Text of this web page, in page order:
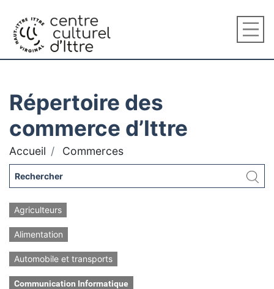
Répertoire des
commerce d’Ittre
Accueil Commerces
Agriculteurs
Alimentation
Automobile et transports
Communication Informatique